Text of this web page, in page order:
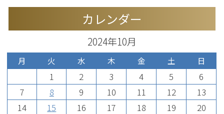
カレンダー
2024年10月
月 火 水 木 金 土 日
1 2 3 4 5
6
7
8 9 10 11 12
13
14
15 16 17 18 19
20